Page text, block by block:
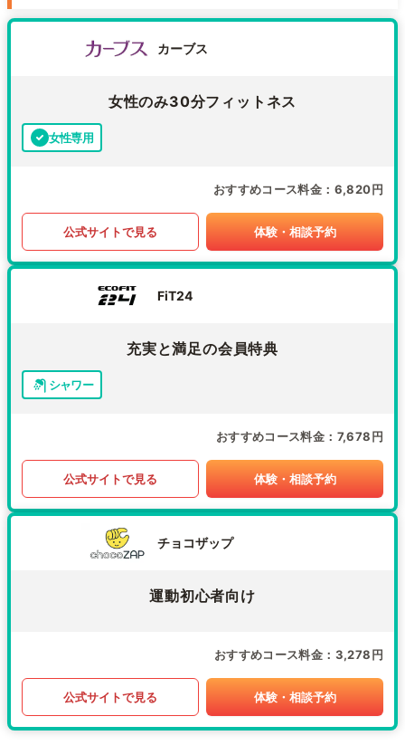
カーブス
女性のみ30分フィットネス
女性専用
おすすめコース料金 6,820円
公式サイトで見る 体験・相談予約
FiT24
充実と満足の会員特典
シャワー
おすすめコース料金 7,678円
公式サイトで見る 体験・相談予約
チョコザップ
運動初心者向け
おすすめコース料金 3,278円
公式サイトで見る 体験・相談予約